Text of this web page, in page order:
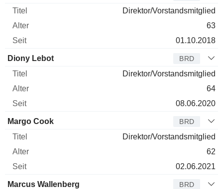
Direktor/Vorstandsmitglied
63
01.10.2018
Diony Lebot BRD
Direktor/Vorstandsmitglied
64
08.06.2020
Margo Cook BRD
Direktor/Vorstandsmitglied
62
02.06.2021
Marcus Wallenberg BRD